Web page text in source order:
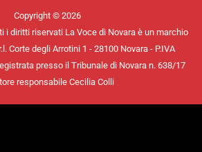
Copyright © 2026
i diritti riservati La Voce di Novara è un marchio
Corte degli Arrotini 1 - 28100 Novara - P.IVA
presso il Tribunale di Novara n. 638/17
responsabile Cecilia Colli